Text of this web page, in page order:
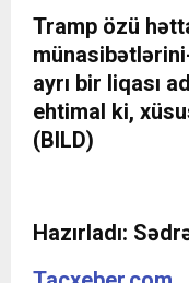
Tramp özü
ayrı bir liqası
ehtimal ki,
(BILD)
Hazırladı: